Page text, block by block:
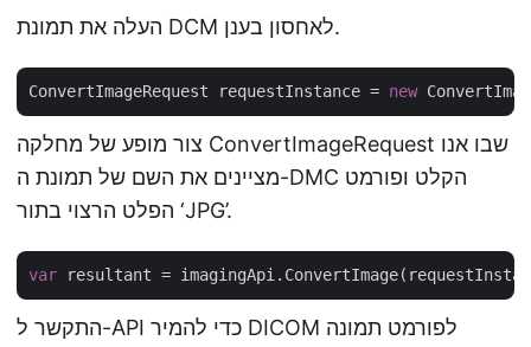
העלה את תמונת DCM לאחסון בענן.
ConvertImageRequest requestInstance = new
צור מופע של מחלקה ConvertImageRequest שבו אנו
מציינים את השם של תמונת ה-DMC הקלט ופורמט
הפלט הרצוי בתור ‘JPG’.
var
התקשר ל-API כדי להמיר DICOM לפורמט תמונה